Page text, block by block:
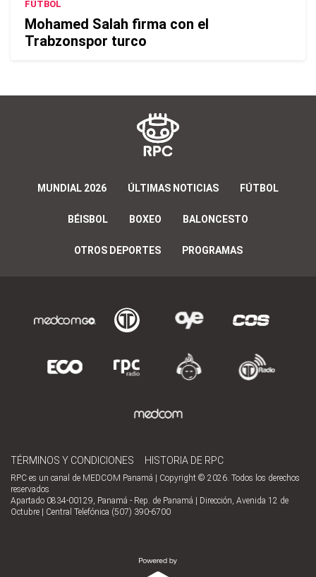
FÚTBOL
Mohamed Salah firma con el
Trabzonspor turco
MUNDIAL 2026 ÚLTIMAS NOTICIAS FÚTBOL
BÉISBOL BOXEO BALONCESTO
OTROS DEPORTES PROGRAMAS
TÉRMINOS Y CONDICIONES HISTORIA DE RPC
RPC es un canal de MEDCOM Panamá | Copyright © 2026. Todos los derechos
reservados
Apartado 0834-00129, Panamá - Rep. de Panamá | Dirección, Avenida 12 de
Octubre | Central Telefónica (507) 390-6700